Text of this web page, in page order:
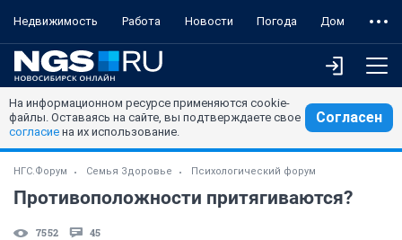
Недвижимость Работа Новости Погода Дом
На информационном ресурсе применяются cookie-
файлы. Оставаясь на сайте, вы подтверждаете свое
согласие на их использование.
Согласен
НГС.Форум Семья Здоровье Психологический форум
Противоположности притягиваются?
7552 45